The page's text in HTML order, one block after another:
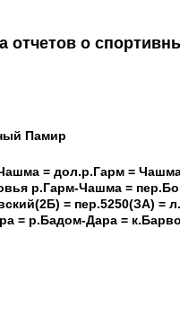
отчетов о
Памир
= дол.р.Гарм =
р.Гарм-Чашма =
= пер.5250(ЗА) =
= р.Бадом-Дара =